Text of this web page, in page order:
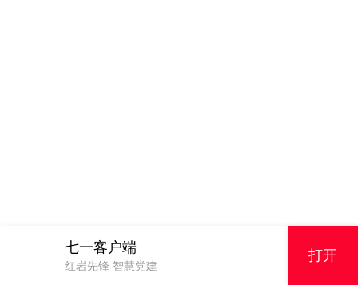
七一客户端
红岩先锋 智慧党建
打开